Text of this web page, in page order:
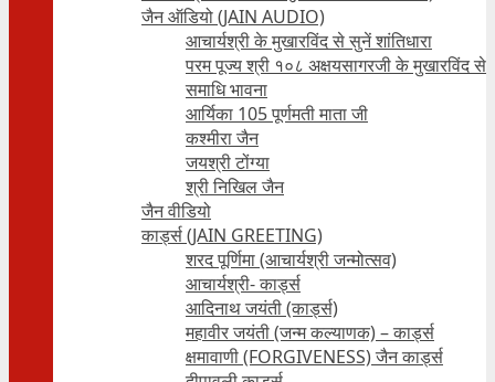
जैन ऑडियो (JAIN AUDIO)
आचार्यश्री के मुखारविंद से सुनें शांतिधारा
परम पूज्य श्री १०८ अक्षयसागरजी के मुखारविंद से
समाधि भावना
आर्यिका 105 पूर्णमती माता जी
कश्मीरा जैन
जयश्री टोंग्या
श्री निखिल जैन
जैन वीडियो
कार्ड्स (JAIN GREETING)
शरद पूर्णिमा (आचार्यश्री जन्मोत्सव)
आचार्यश्री- कार्ड्स
आदिनाथ जयंती (कार्ड्स)
महावीर जयंती (जन्म कल्याणक) – कार्ड्स
क्षमावाणी (FORGIVENESS) जैन कार्ड्स